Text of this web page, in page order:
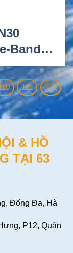
Band
Radio
P25
Dễ
111 112
& HỒ
TẠI 63
Đống Đa, Hà
P12, Quận